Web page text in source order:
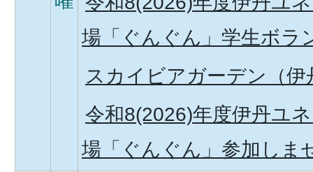
場「ぐんぐん」学生ボラ
スカイビアガーデン（
令和8(2026)年度伊丹ユ
場「ぐんぐん」参加しま